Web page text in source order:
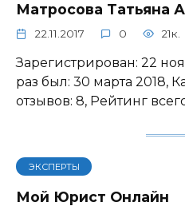
Матросова Татьяна
22.11.2017 0 21к.
Зарегистрирован: 22
раз был: 30 марта 2018,
отзывов: 8, Рейтинг
ЭКСПЕРТЫ
Мой Юрист Онлайн